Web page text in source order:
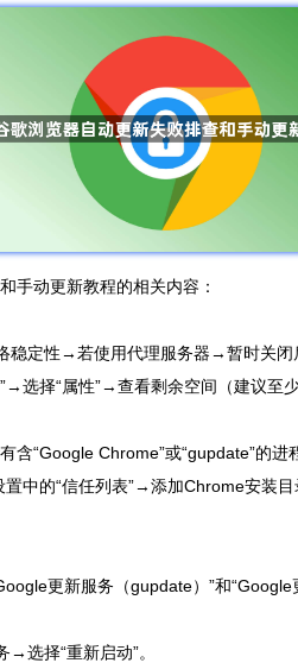
手动更新教程的相关内容：
定性→若使用代理服务器→暂时关闭
选择“属性”→查看剩余空间（建议至少
“Google Chrome”或“gupdate”的进
中的“信任列表”→添加Chrome安装
更新服务（gupdate）”和
选择“重新启动”。